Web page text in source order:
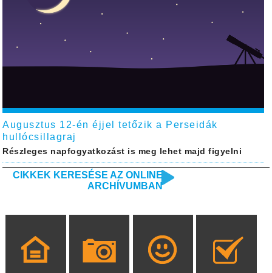
Augusztus 12-én éjjel tetőzik a Perseidák
hullócsillagraj
Részleges napfogyatkozást is meg lehet majd figyelni
CIKKEK KERESÉSE AZ ONLINE
ARCHÍVUMBAN